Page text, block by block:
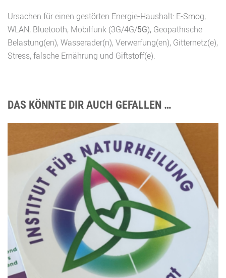
Ursachen für einen gestörten Energie-Haushalt: E-Smog,
WLAN, Bluetooth, Mobilfunk (3G/4G/5G), Geopathische
Belastung(en), Wasserader(n), Verwerfung(en), Gitternetz(e),
Stress, falsche Ernährung und Giftstoff(e).
DAS KÖNNTE DIR AUCH GEFALLEN …